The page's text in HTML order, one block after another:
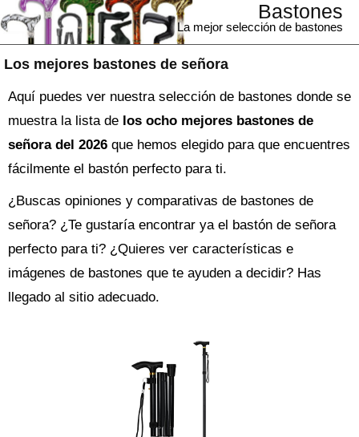
Los mejores bastones de señora
Bastones
La mejor selección de bastones
Aquí puedes ver nuestra selección de bastones donde se
muestra la lista de los ocho mejores bastones de
señora del 2026 que hemos elegido para que encuentres
fácilmente el bastón perfecto para ti.
¿Buscas opiniones y comparativas de bastones de
señora? ¿Te gustaría encontrar ya el bastón de señora
perfecto para ti? ¿Quieres ver características e
imágenes de bastones que te ayuden a decidir? Has
llegado al sitio adecuado.